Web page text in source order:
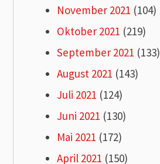
November 2021 (104)
Oktober 2021 (219)
September 2021 (133)
August 2021 (143)
Juli 2021 (124)
Juni 2021 (130)
Mai 2021 (172)
April 2021 (150)